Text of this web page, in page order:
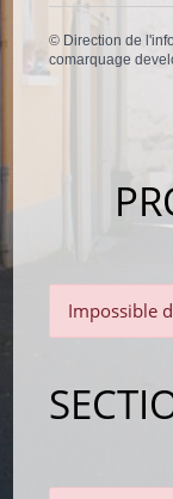
© Direction de
comarquage
Impossible